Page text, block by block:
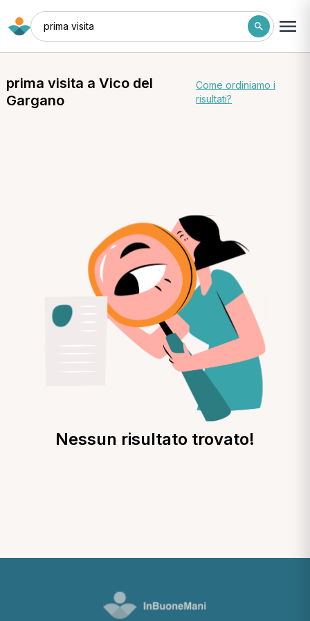
prima visita
prima visita a Vico del
Gargano
Come ordiniamo i
risultati?
Nessun risultato trovato!